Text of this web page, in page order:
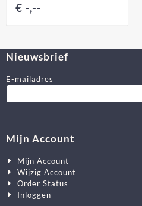
€ -,--
Nieuwsbrief
E-mailadres
Mijn Account
Mijn Account
Wijzig Account
Order Status
Inloggen